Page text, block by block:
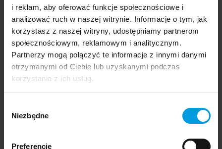
i reklam, aby oferować funkcje społecznościowe i
analizować ruch w naszej witrynie. Informacje o tym, jak
korzystasz z naszej witryny, udostępniamy partnerom
społecznościowym, reklamowym i analitycznym.
Partnerzy mogą połączyć te informacje z innymi danymi
otrzymanymi od Ciebie lub uzyskanymi podczas
korzystania z ich usług.
zgody
Niezbędne
Preferencje
Uniwersytet SWPS dołącza do Adobe
Creative Campus
Współpraca z otoczeniem
Projekt studentów i studentek Industrial